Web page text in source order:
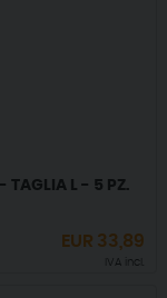
TAGLIA L - 5 PZ.
EUR 33,89
IVA incl.